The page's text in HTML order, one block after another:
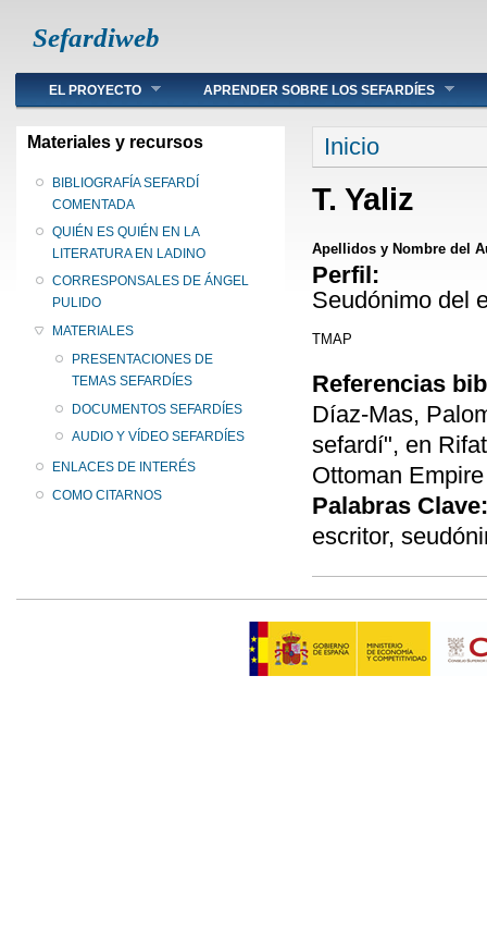
Sefardiweb
Main menu
EL PROYECTO APRENDER SOBRE LOS SEFARDÍES
Materiales y recursos
BIBLIOGRAFÍA SEFARDÍ
COMENTADA
QUIÉN ES QUIÉN EN LA
LITERATURA EN LADINO
CORRESPONSALES DE ÁNGEL
PULIDO
MATERIALES
PRESENTACIONES DE
TEMAS SEFARDÍES
DOCUMENTOS SEFARDÍES
AUDIO Y VÍDEO SEFARDÍES
ENLACES DE INTERÉS
COMO CITARNOS
Se encuentra
Inicio
T. Yaliz
Apellidos y Nombre del
Perfil:
Seudónimo del
TMAP
Referencias
Díaz-Mas,
sefardí", en
Ottoman
Palabras Clave:
escritor,